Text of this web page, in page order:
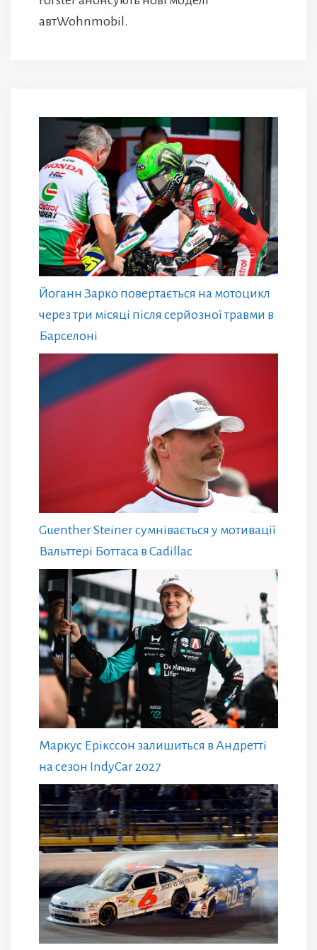
автWohnmobil.
Йоганн Зарко повертається на мотоцикл
через три місяці після серйозної травми в
Барселоні
Guenther Steiner сумнівається у мотивації
Вальттері Боттаса в Cadillac
Маркус Ерікссон залишиться в Андретті
на сезон IndyCar 2027